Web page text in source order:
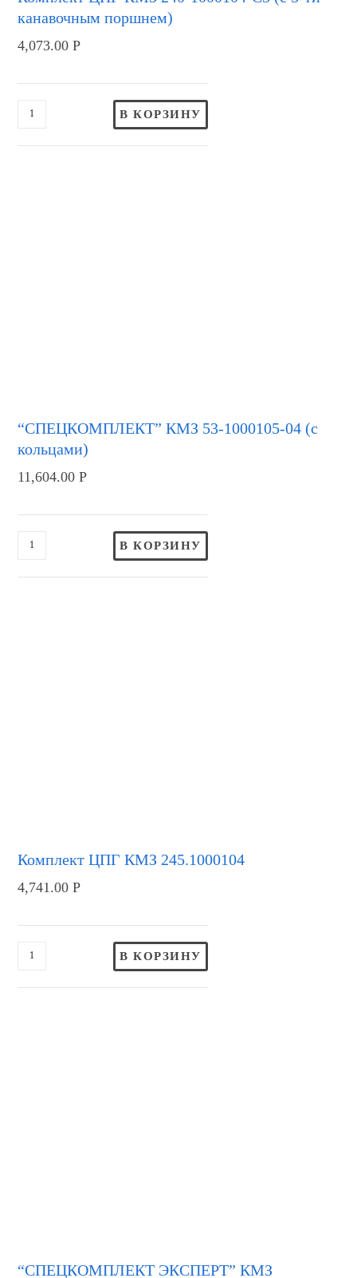
канавочным поршнем)
4,073.00Р
В КОРЗИНУ
“СПЕЦКОМПЛЕКТ” КМЗ 53-1000105-04 (с
кольцами)
11,604.00Р
В КОРЗИНУ
Комплект ЦПГ КМЗ 245.1000104
4,741.00Р
В КОРЗИНУ
“СПЕЦКОМПЛЕКТ ЭКСПЕРТ” КМЗ